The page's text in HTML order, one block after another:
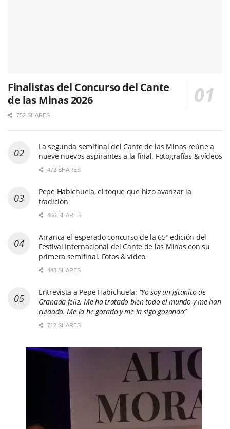
Finalistas del Concurso del Cante
de las Minas 2026
752 SHARES
La segunda semifinal del Cante de las Minas reúne a
nueve nuevos aspirantes a la final. Fotografías & vídeos
472 SHARES
Pepe Habichuela, el toque que hizo avanzar la
tradición
466 SHARES
Arranca el esperado concurso de la 65º edición del
Festival Internacional del Cante de las Minas con su
primera semifinal. Fotos & vídeo
443 SHARES
Entrevista a Pepe Habichuela: “Yo soy un gitanito de
Granada feliz. Me ha tratado bien todo el mundo y me han
cuidado. Me la he gozado y me la sigo gozando”
712 SHARES